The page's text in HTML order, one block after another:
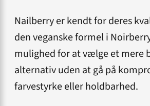
Nailberry er kendt for deres
den veganske formel i
mulighed for at vælge et mere
alternativ uden at gå på
farvestyrke eller holdbarhed.